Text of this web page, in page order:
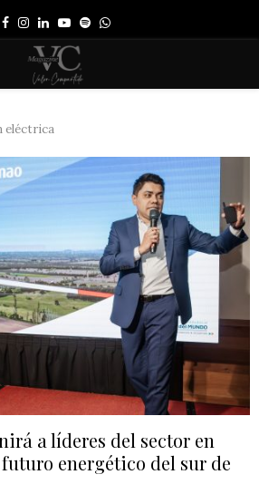
Facebook
Instagram
LinkedinYoutube
SpotifyWhatsapp
eléctrica
a líderes del sector en
energético del sur de